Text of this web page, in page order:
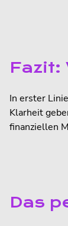
Fazit:
In erster
Klarheit
finanziellen
Das